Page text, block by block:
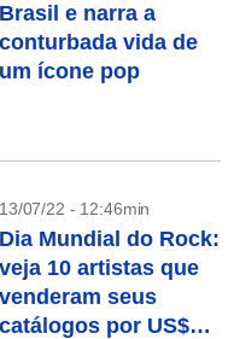
Brasil e narra a
conturbada vida de
um ícone pop
13/07/22 - 12:46min
Dia Mundial do Rock:
veja 10 artistas que
venderam seus
catálogos por US$